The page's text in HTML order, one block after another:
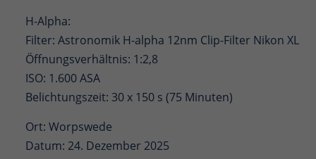
H-Alpha:
Filter: Astronomik H-alpha 12nm Clip-Filter Nikon XL
Öffnungsverhältnis: 1:2,8
ISO: 1.600 ASA
Belichtungszeit: 30 x 150 s (75 Minuten)
Ort: Worpswede
Datum: 24. Dezember 2025